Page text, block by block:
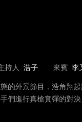
持人 浩子 來賓 李
的外景節目，浩角翔
們進行真槍實彈的對決